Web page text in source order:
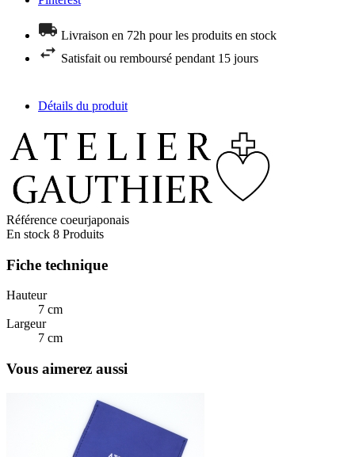
Livraison en 72h pour les produits en stock
Satisfait ou remboursé pendant 15 jours
Détails du produit
Référence coeurjaponais
En stock 8 Produits
Fiche technique
Hauteur
7 cm
Largeur
7 cm
Vous aimerez aussi